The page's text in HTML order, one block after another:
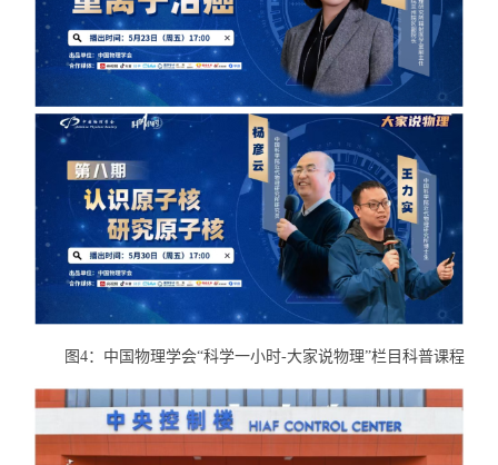
图4：中国物理学会“科学一小时-大家说物理”栏目科普课程